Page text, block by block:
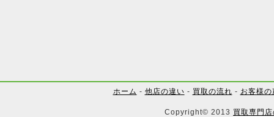
ホーム - 他店の違い - 買取の流れ - お客様の
Copyright© 2013 買取専門